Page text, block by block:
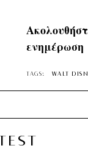
ενημέρωση
TAGS: WALT